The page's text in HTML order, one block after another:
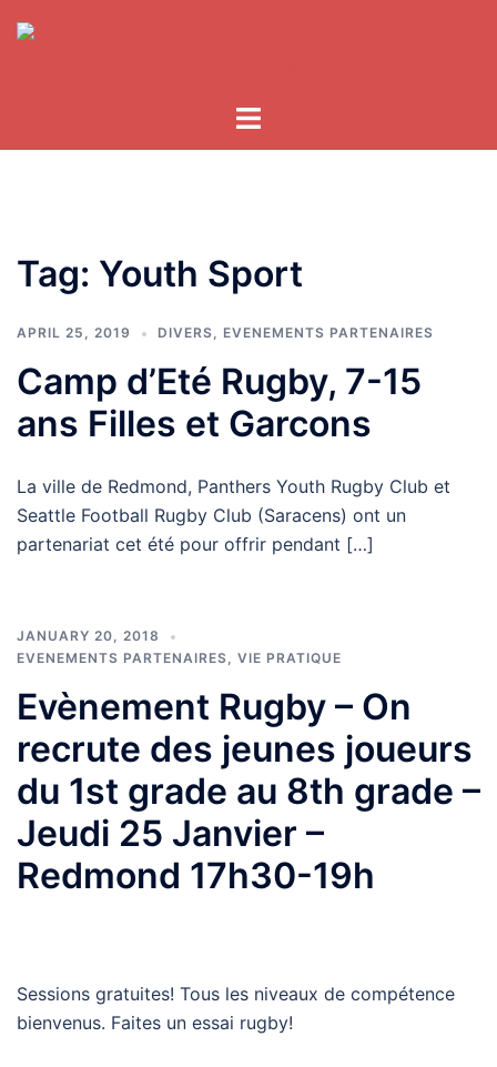
Tag: Youth Sport
APRIL 25, 2019 DIVERS, EVENEMENTS PARTENAIRES
Camp d’Eté Rugby, 7-15
ans Filles et Garcons
La ville de Redmond, Panthers Youth Rugby Club et
Seattle Football Rugby Club (Saracens) ont un
partenariat cet été pour offrir pendant […]
JANUARY 20, 2018
EVENEMENTS PARTENAIRES, VIE PRATIQUE
Evènement Rugby – On
recrute des jeunes joueurs
du 1st grade au 8th grade –
Jeudi 25 Janvier –
Redmond 17h30-19h
Sessions gratuites! Tous les niveaux de compétence
bienvenus. Faites un essai rugby!